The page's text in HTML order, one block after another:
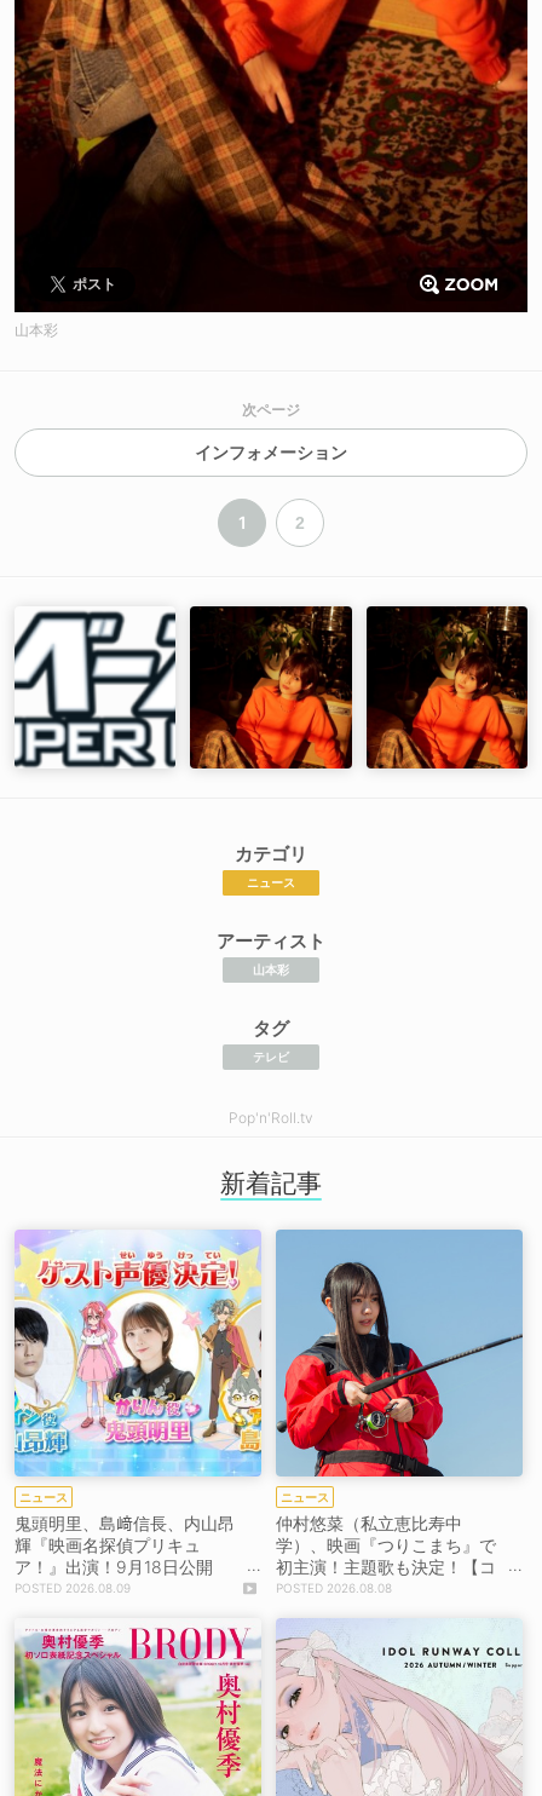
ポスト
山本彩
次ページ
インフォメーション
1 2
カテゴリ
ニュース
アーティスト
山本彩
タグ
テレビ
Pop'n'Roll.tv
新着記事
ニュース
鬼頭明里、島﨑信長、内山昂
輝『映画名探偵プリキュ
ア！』出演！9月18日公開
【コメントあり】
2026.08.09
ニュース
仲村悠菜（私立恵比寿中
学）、映画『つりこまち』で
初主演！主題歌も決定！【コ
メントあり】
2026.08.08